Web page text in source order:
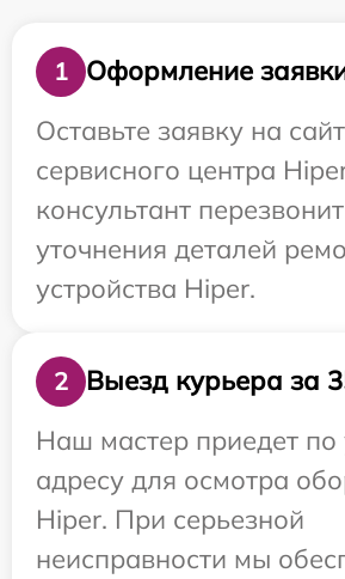
1
Оформление
Оставьте заявку на
сервисного центра
консультант
уточнения деталей
устройства Hiper.
2
Выезд курьера за
Наш мастер приедет по
адресу для осмотра
Hiper. При серьезной
неисправности мы